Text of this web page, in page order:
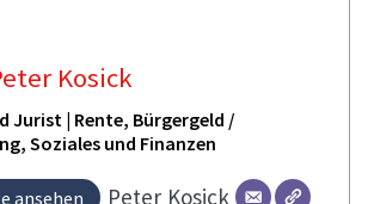
Kosick
Jurist | Rente, Bürgergeld /
Soziales und Finanzen
ansehen Peter Kosick